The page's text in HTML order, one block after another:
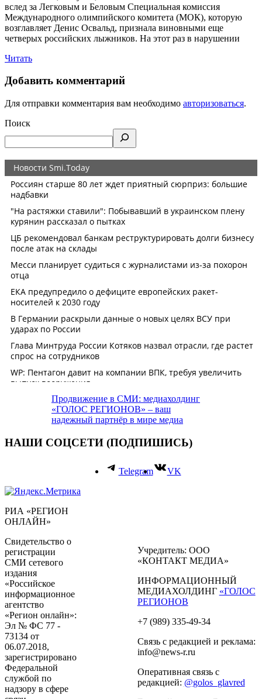
вслед за Легковым и Беловым Специальная комиссия
Международного олимпийского комитета (МОК), которую
возглавляет Денис Освальд, признала виновными еще
четверых российских лыжников. На этот раз в нарушении
Читать
Добавить комментарий
Для отправки комментария вам необходимо авторизоваться.
Поиск
Продвижение в СМИ: медиахолдинг
«ГОЛОС РЕГИОНОВ» – ваш
надежный партнёр в мире медиа
НАШИ СОЦСЕТИ (ПОДПИШИСЬ)
Telegram VK
РИА «РЕГИОН
ОНЛАЙН»
Свидетельство о
регистрации
СМИ сетевого
издания
«Российское
информационное
агентство
«Регион онлайн»:
Эл № ФС 77 -
73134 от
06.07.2018,
зарегистрировано
Федеральной
службой по
надзору в сфере
Учредитель: ООО
«КОНТАКТ МЕДИА»
ИНФОРМАЦИОННЫЙ
МЕДИАХОЛДИНГ «ГОЛОС
РЕГИОНОВ
+7 (989) 335-49-34
Связь с редакцией и реклама:
info@news-r.ru
Оперативная связь с
редакцией: @golos_glavred